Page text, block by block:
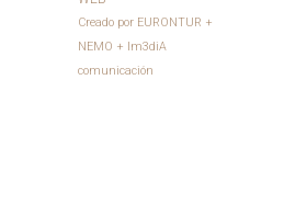
Creado por EURONTUR +
NEMO + Im3diA
comunicación